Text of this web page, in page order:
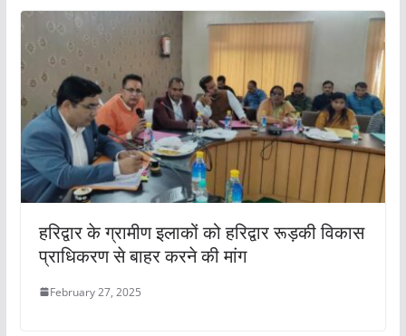
हरिद्वार के ग्रामीण इलाकों को हरिद्वार रूड़की विकास
प्राधिकरण से बाहर करने की मांग
February 27, 2025